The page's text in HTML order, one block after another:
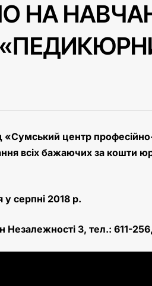
НА
центр професійно-
всіх бажаючих за кошти
серпні 2018 р.
3, тел.: 611-